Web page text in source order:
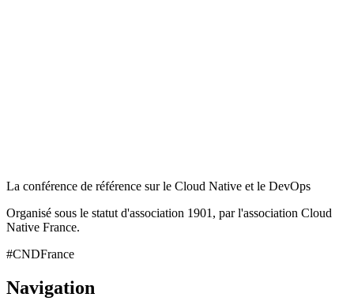
La conférence de référence sur le Cloud Native et le DevOps
Organisé sous le statut d'association 1901, par l'association Cloud
Native France.
#CNDFrance
Navigation